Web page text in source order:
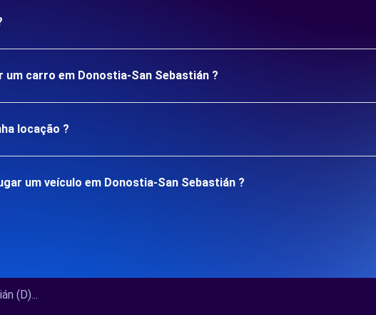
carro em Donostia-San Sebastián ?
locação ?
um veículo em Donostia-San Sebastián ?
(D)...